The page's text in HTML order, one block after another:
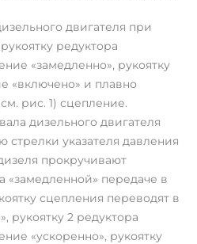
двигателя при
редуктора
«замедленно», рукоятку
«включено» и плавно
рис. 1) сцепление.
дизельного двигателя
указателя давления
прокручивают
«замедленной» передаче в
сцепления переводят в
рукоятку 2 редуктора
«ускоренно», рукоятку